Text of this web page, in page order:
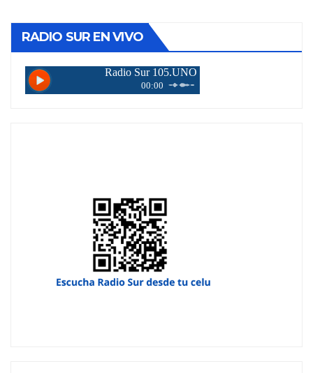
RADIO SUR EN VIVO